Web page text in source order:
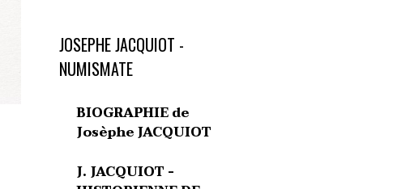
JOSEPHE JACQUIOT -
NUMISMATE
BIOGRAPHIE de
Josèphe JACQUIOT
J. JACQUIOT -